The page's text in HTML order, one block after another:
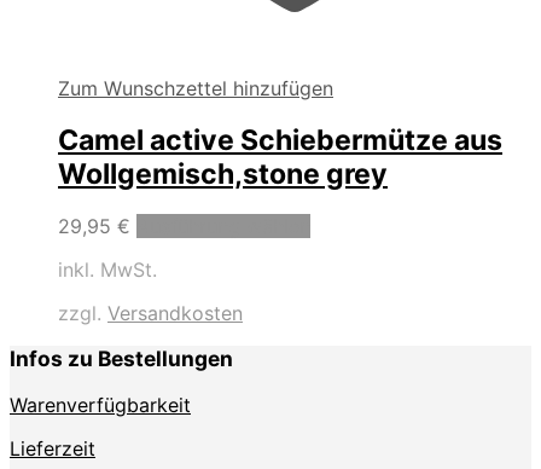
Zum Wunschzettel hinzufügen
Camel active Schiebermütze aus
Wollgemisch,stone grey
29,95 €
inkl. MwSt.
zzgl. Versandkosten
Infos zu Bestellungen
Warenverfügbarkeit
Lieferzeit